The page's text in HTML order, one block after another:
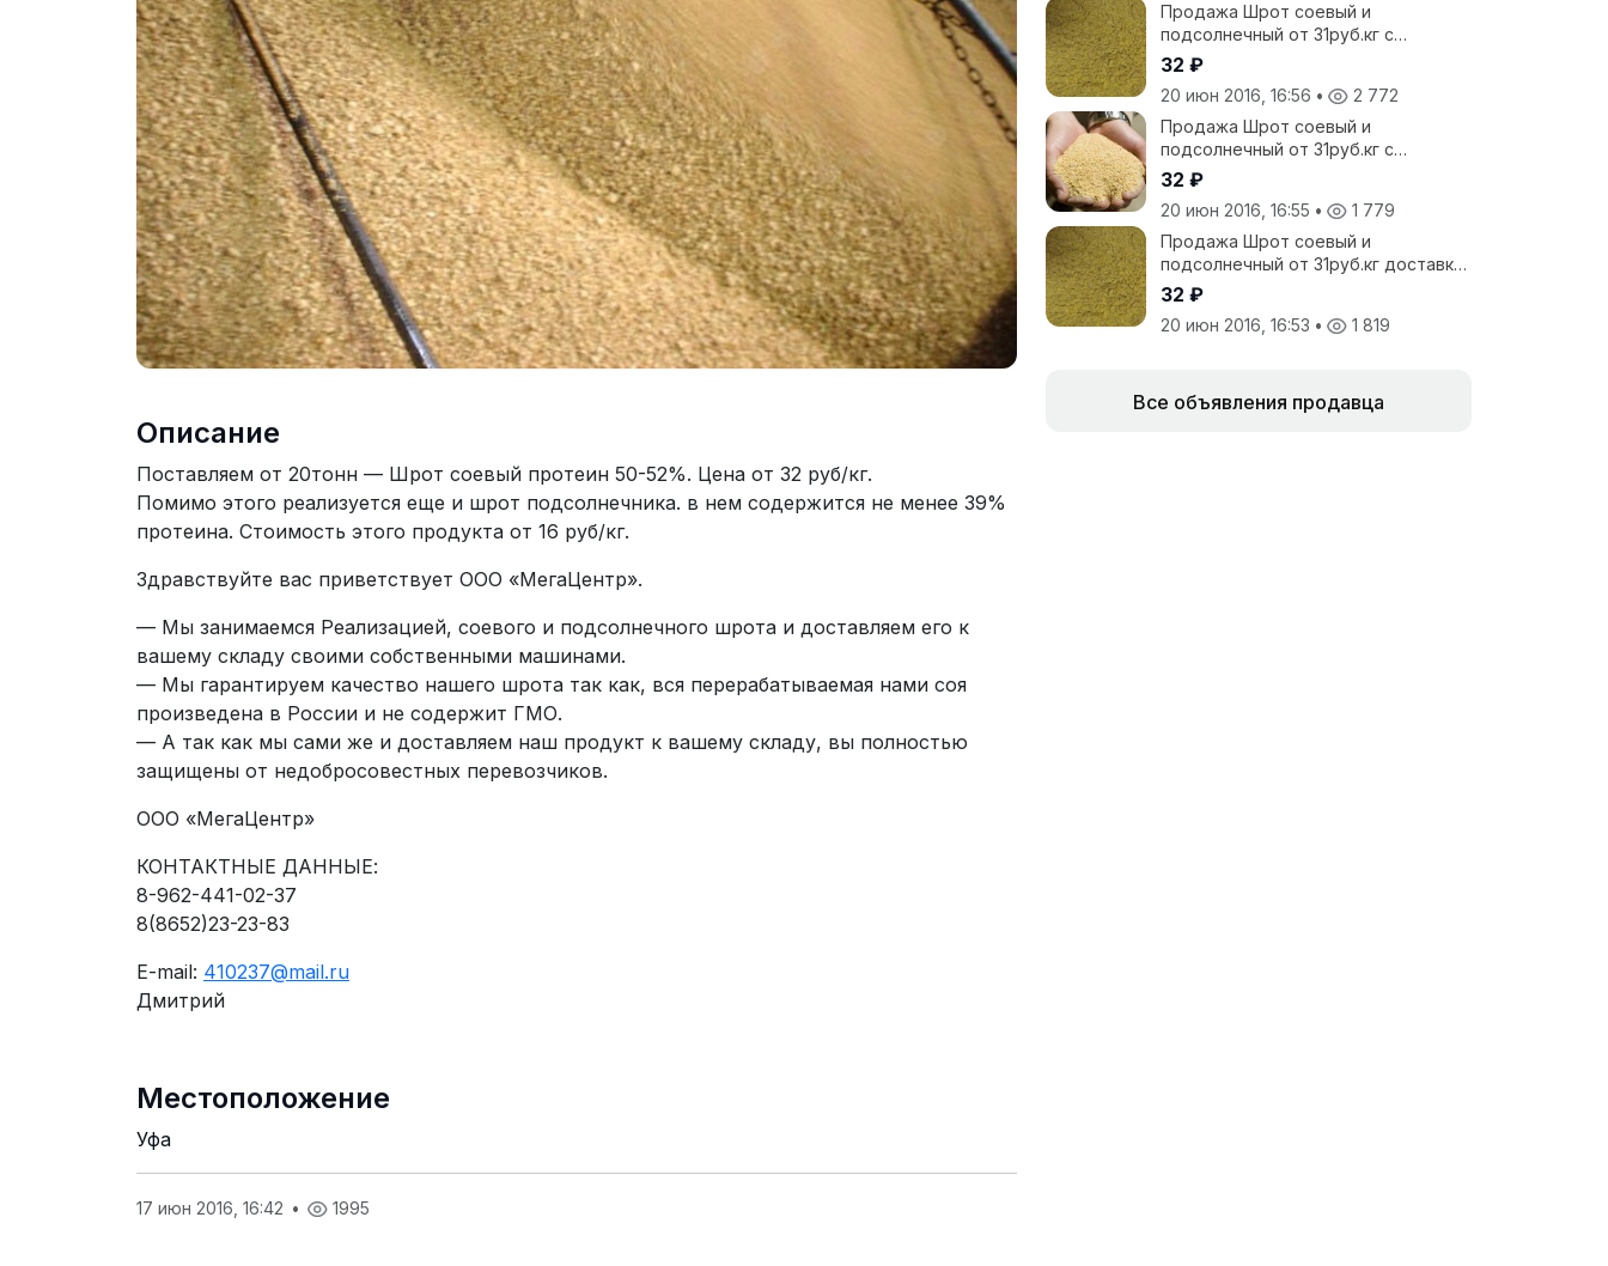
Описание
Поставляем от 20тонн — Шрот соевый протеин 50-52%. Цена от 32 руб/кг.
Помимо этого реализуется еще и шрот подсолнечника. в нем содержится не менее 39%
протеина. Стоимость этого продукта от 16 руб/кг.
Здравствуйте вас приветствует ООО «МегаЦентр».
— Мы занимаемся Реализацией, соевого и подсолнечного шрота и доставляем его к
вашему складу своими собственными машинами.
— Мы гарантируем качество нашего шрота так как, вся перерабатываемая нами соя
произведена в России и не содержит ГМО.
— А так как мы сами же и доставляем наш продукт к вашему складу, вы полностью
защищены от недобросовестных перевозчиков.
ООО «МегаЦентр»
КОНТАКТНЫЕ ДАННЫЕ:
8-962-441-02-37
8(8652)23-23-83
E-mail: 410237@mail.ru
Дмитрий
Местоположение
Уфа
17 июн 2016, 16:42 • 1995
Продажа Шрот соевый и
подсолнечный от 31руб.кг с
доставкой по России
32 ₽
20 июн 2016, 16:56 •
2 772
Продажа Шрот соевый и
подсолнечный от 31руб.кг с
доставкой по России
32 ₽
20 июн 2016, 16:55 •
1 779
Продажа Шрот соевый и
подсолнечный от 31руб.кг доставка
с фасовкой
32 ₽
20 июн 2016, 16:53 • 1 819
Все объявления продавца